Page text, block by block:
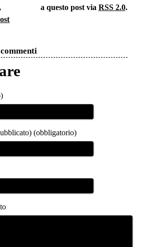
a questo post via RSS 2.0.
(obbligatorio)